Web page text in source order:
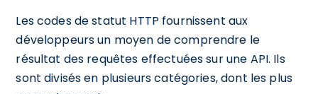
Les codes de statut HTTP fournissent aux
développeurs un moyen de comprendre le
résultat des requêtes effectuées sur une API. Ils
sont divisés en plusieurs catégories, dont les plus